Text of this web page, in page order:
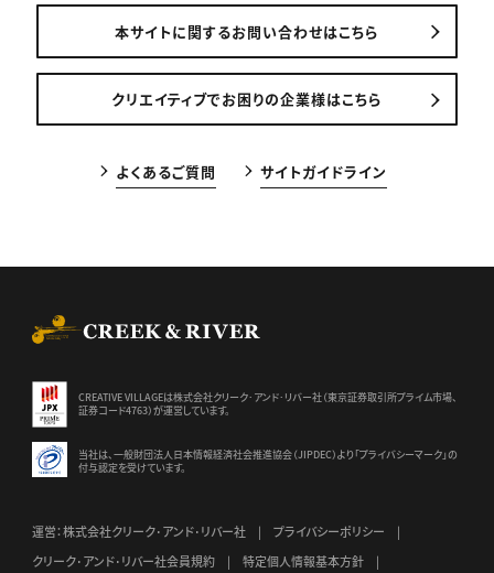
本サイトに関するお問い合わせはこちら
クリエイティブでお困りの企業様はこちら
よくあるご質問 サイトガイドライン
CREATIVE VILLAGEは株式会社クリーク･アンド･リバー社（東京証券取引所プライム市場、
証券コード4763）が運営しています。
当社は、一般財団法人日本情報経済社会推進協会（JIPDEC）より 「プライバシーマーク」の
付与認定を受けています。
運営：株式会社クリーク･アンド･リバー社
プライバシーポリシー
クリーク･アンド･リバー社会員規約
特定個人情報基本方針